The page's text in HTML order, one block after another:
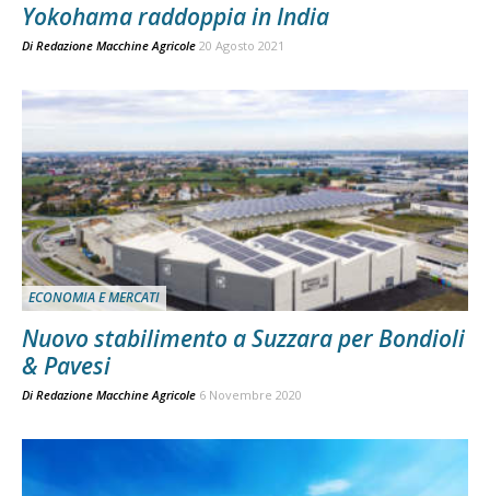
Yokohama raddoppia in India
Di Redazione Macchine Agricole 20 Agosto 2021
ECONOMIA E MERCATI
Nuovo stabilimento a Suzzara per Bondioli
& Pavesi
Di Redazione Macchine Agricole 6 Novembre 2020